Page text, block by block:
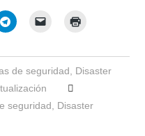
de seguridad
Disaster
seguridad
Disaster